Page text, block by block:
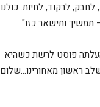
לחבק, לרקוד, לחיות. כולנו
פוסט לרשת כשהיא
ראשון מאחורינו…שלום